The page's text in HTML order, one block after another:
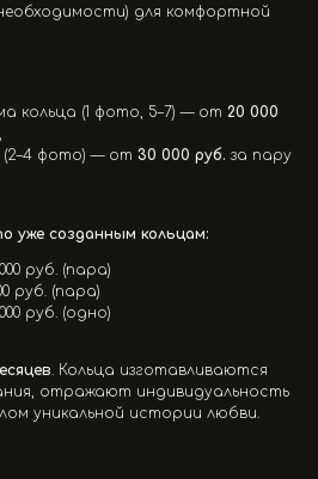
для комфортной
кольца (1 фото, 5–7) — от 20 000
(2–4 фото) — от 30 000 руб. за пару
уже созданным кольцам:
руб. (пара)
руб. (пара)
руб. (одно)
. Кольца изготавливаются
отражают индивидуальность
уникальной истории любви.